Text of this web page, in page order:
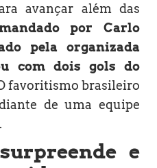
avançar além das
por Carlo
pela organizada
com dois gols do
favoritismo brasileiro
de uma equipe
e